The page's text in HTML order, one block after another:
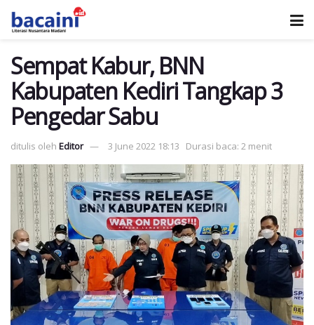
Sempat Kabur, BNN
Kabupaten Kediri Tangkap 3
Pengedar Sabu
ditulis oleh Editor 3 June 2022 18:13 Durasi baca: 2 menit